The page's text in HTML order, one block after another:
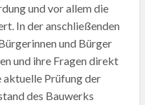
und vor allem die
In der anschließenden
und Bürger
und ihre Fragen direkt
aktuelle Prüfung der
des Bauwerks